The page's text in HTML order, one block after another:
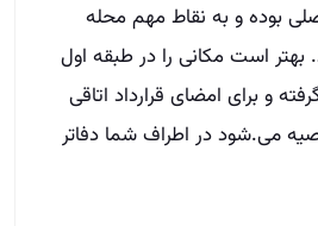
بوده و به نقاط مهم محله
است مکانی را در طبقه اول
و برای امضای قرارداد اتاقی
می.شود در اطراف شما دفاتر